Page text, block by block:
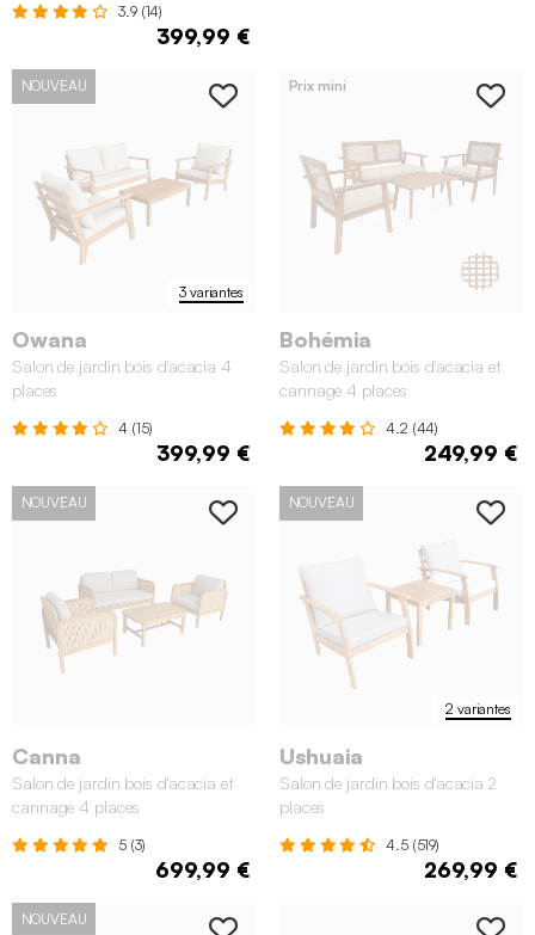
3.9 (14)
399,99 €
3 variantes
NOUVEAU
Owana
Salon de jardin bois d'acacia 4
places
4 (15)
399,99 €
Prix mini
Bohémia
Salon de jardin bois d'acacia et
cannage 4 places
4.2 (44)
249,99 €
NOUVEAU
Canna
Salon de jardin bois d'acacia et
cannage 4 places
5 (3)
699,99 €
2 variantes
NOUVEAU
Ushuaia
Salon de jardin bois d'acacia 2
places
4.5 (519)
269,99 €
NOUVEAU